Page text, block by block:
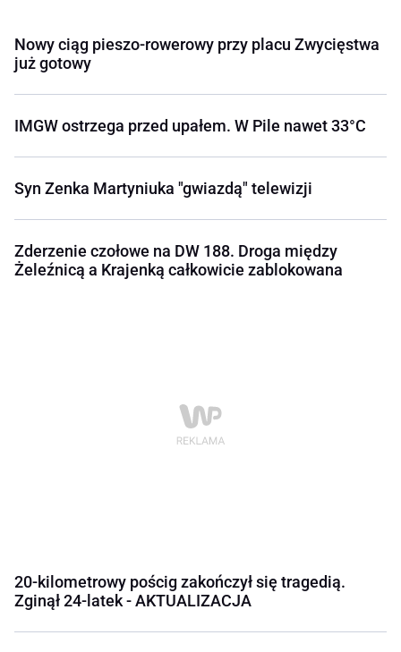
Nowy ciąg pieszo-rowerowy przy placu Zwycięstwa
już gotowy
IMGW ostrzega przed upałem. W Pile nawet 33°C
Syn Zenka Martyniuka "gwiazdą" telewizji
Zderzenie czołowe na DW 188. Droga między
Żeleźnicą a Krajenką całkowicie zablokowana
20-kilometrowy pościg zakończył się tragedią.
Zginął 24-latek - AKTUALIZACJA